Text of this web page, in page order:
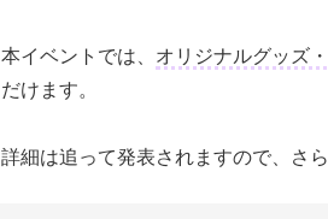
本イベントでは、 オリジナルグッズ
だけます。
詳細は追って発表されますので、さ